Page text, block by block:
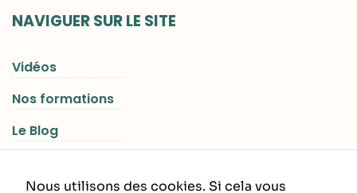
NAVIGUER SUR LE SITE
Vidéos
Nos formations
Le Blog
Nous utilisons des cookies. Si cela vous